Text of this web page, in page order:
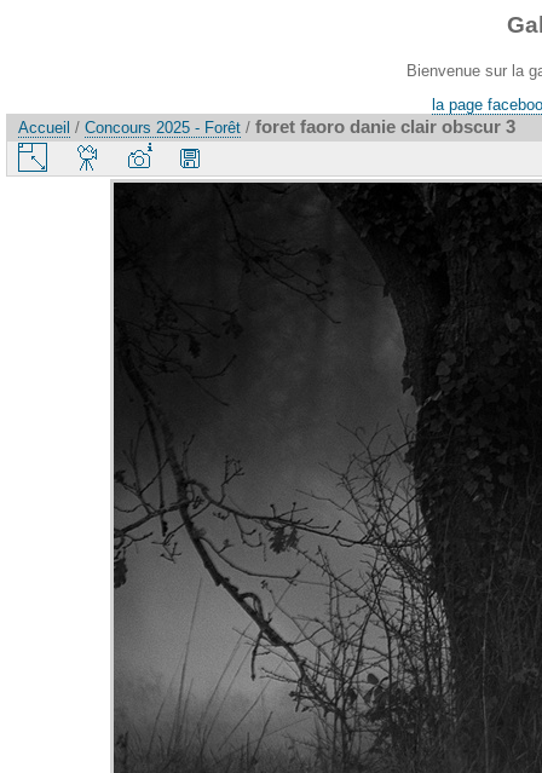
Bienvenue sur la
la page
Accueil / Concours 2025 - Forêt / foret faoro danie clair obscur 3